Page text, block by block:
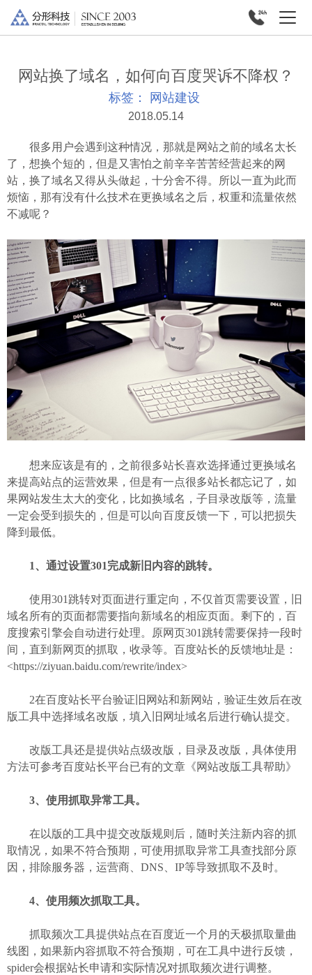
网站换了域名，如何向百度哭诉不降权？
标签： 网站建设
2018.05.14
很多用户会遇到这种情况，那就是网站之前的域名太长
了，想换个短的，但是又害怕之前辛辛苦苦经营起来的网
站，换了域名又得从头做起，十分舍不得。所以一直为此而
烦恼，那有没有什么技术在更换域名之后，权重和流量依然
不减呢？
想来应该是有的，之前很多站长喜欢选择通过更换域名
来提高站点的运营效果，但是有一点很多站长都忘记了，如
果网站发生太大的变化，比如换域名，子目录改版等，流量
一定会受到损失的，但是可以向百度反馈一下，可以把损失
降到最低。
1、通过设置301完成新旧内容的跳转。
使用301跳转对页面进行重定向，不仅首页需要设置，旧
域名所有的页面都需要指向新域名的相应页面。剩下的，百
度搜索引擎会自动进行处理。原网页301跳转需要保持一段时
间，直到新网页的抓取，收录等。百度站长的反馈地址是：
<https://ziyuan.baidu.com/rewrite/index>
2在百度站长平台验证旧网站和新网站，验证生效后在改
版工具中选择域名改版，填入旧网址域名后进行确认提交。
改版工具还是提供站点级改版，目录及改版，具体使用
方法可参考百度站长平台已有的文章《网站改版工具帮助》
3、使用抓取异常工具。
在以版的工具中提交改版规则后，随时关注新内容的抓
取情况，如果不符合预期，可使用抓取异常工具查找部分原
因，排除服务器，运营商、DNS、IP等导致抓取不及时。
4、使用频次抓取工具。
抓取频次工具提供站点在百度近一个月的天极抓取量曲
线图，如果新内容抓取不符合预期，可在工具中进行反馈，
spider会根据站长申请和实际情况对抓取频次进行调整。